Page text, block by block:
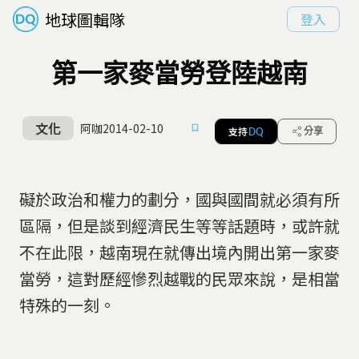
地球圖輯隊 登入
第一家麥當勞登陸越南
文化 阿咖2014-02-10 支持 DQ 分享
礙於政治和權力的劃分，國與國間就必須有所
區隔，但是談到經濟民生等等話題時，或許就
不在此限，越南現在就傳出境內開出第一家麥
當勞，這對歷經慘烈越戰的民眾來說，是相當
特殊的一刻。